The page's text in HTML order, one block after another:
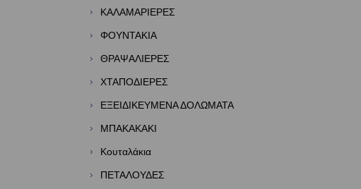
ΚΑΛΑΜΑΡΙΕΡΕΣ
ΦΟΥΝΤΑΚΙΑ
ΘΡΑΨΑΛΙΕΡΕΣ
ΧΤΑΠΟΔΙΕΡΕΣ
ΕΞΕΙΔΙΚΕΥΜΕΝΑ ΔΟΛΩΜΑΤΑ
ΜΠΑΚΑΚΑΚΙ
Κουταλάκια
ΠΕΤΑΛΟΥΔΕΣ